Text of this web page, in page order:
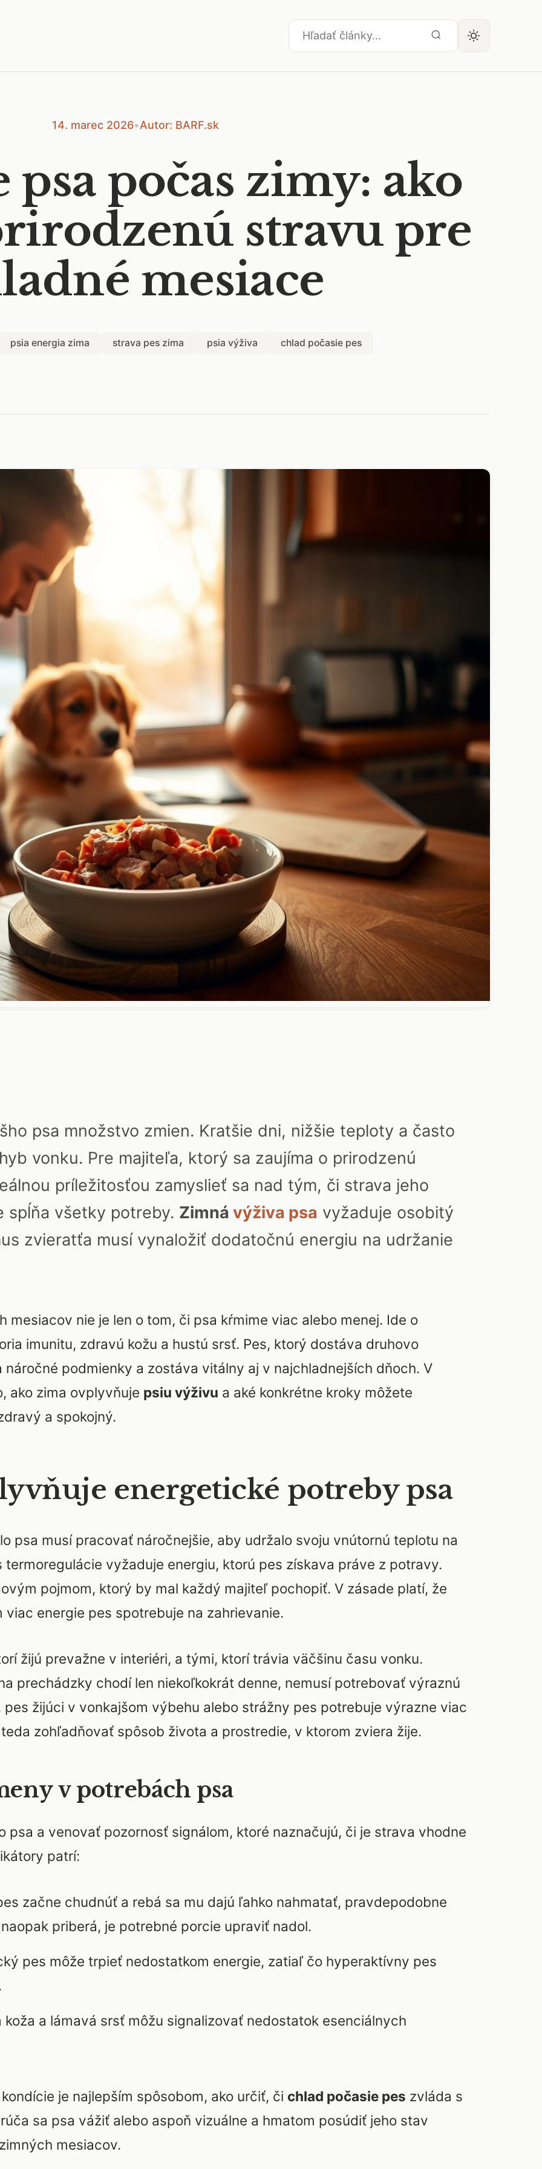
14. marec 2026•Autor: BARF.sk
počas zimy: ako
stravu pre
mesiace
psia energia zima strava pes zima psia výživa chlad počasie pes
psa množstvo zmien. Kratšie dni, nižšie teploty a často
vonku. Pre majiteľa, ktorý sa zaujíma o prirodzenú
príležitosťou zamyslieť sa nad tým, či strava jeho
spĺňa všetky potreby. Zimná výživa psa vyžaduje osobitý
zvieratťa musí vynaložiť dodatočnú energiu na udržanie
nie je len o tom, či psa kŕmime viac alebo menej. Ide o
imunitu, zdravú kožu a hustú srsť. Pes, ktorý dostáva druhovo
podmienky a zostáva vitálny aj v najchladnejších dňoch. V
ako zima ovplyvňuje psiu výživu a aké konkrétne kroky môžete
a spokojný.
energetické potreby psa
psa musí pracovať náročnejšie, aby udržalo svoju vnútornú teplotu na
vyžaduje energiu, ktorú pes získava práve z potravy.
pojmom, ktorý by mal každý majiteľ pochopiť. V zásade platí, že
energie pes spotrebuje na zahrievanie.
žijú prevažne v interiéri, a tými, ktorí trávia väčšinu času vonku.
prechádzky chodí len niekoľkokrát denne, nemusí potrebovať výraznú
žijúci v vonkajšom výbehu alebo strážny pes potrebuje výrazne viac
zohľadňovať spôsob života a prostredie, v ktorom zviera žije.
v potrebách psa
psa a venovať pozornosť signálom, ktoré naznačujú, či je strava vhodne
patrí:
začne chudnúť a rebá sa mu dajú ľahko nahmatať, pravdepodobne
priberá, je potrebné porcie upraviť nadol.
pes môže trpieť nedostatkom energie, zatiaľ čo hyperaktívny pes
a lámavá srsť môžu signalizovať nedostatok esenciálnych
je najlepším spôsobom, ako určiť, či chlad počasie pes zvláda s
sa psa vážiť alebo aspoň vizuálne a hmatom posúdiť jeho stav
mesiacov.